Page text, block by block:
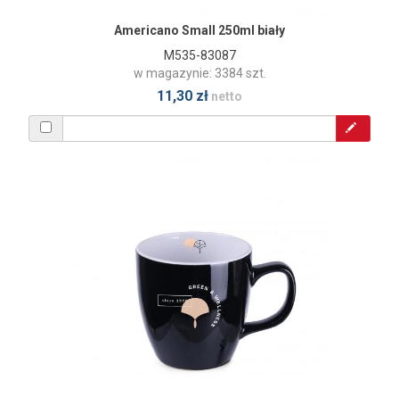
Americano Small 250ml biały
M535-83087
w magazynie: 3384 szt.
11,30 zł netto